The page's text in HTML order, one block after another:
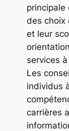
principale
des choix
et leur
services
Les
individus
carrières